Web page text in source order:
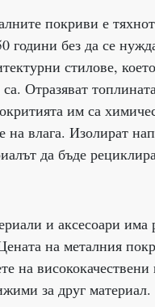
покриви е
без да се
стилове,
Отразяват
им са
на влага. Изолират
да бъде
и аксесоари
на металния
на
за друг материал.